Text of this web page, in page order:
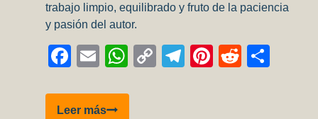
trabajo limpio, equilibrado y fruto de la paciencia
y pasión del autor.
Facebook
EmailWhatsApp
CopyTelegram
Pinterest
Reddit
Leer másBf